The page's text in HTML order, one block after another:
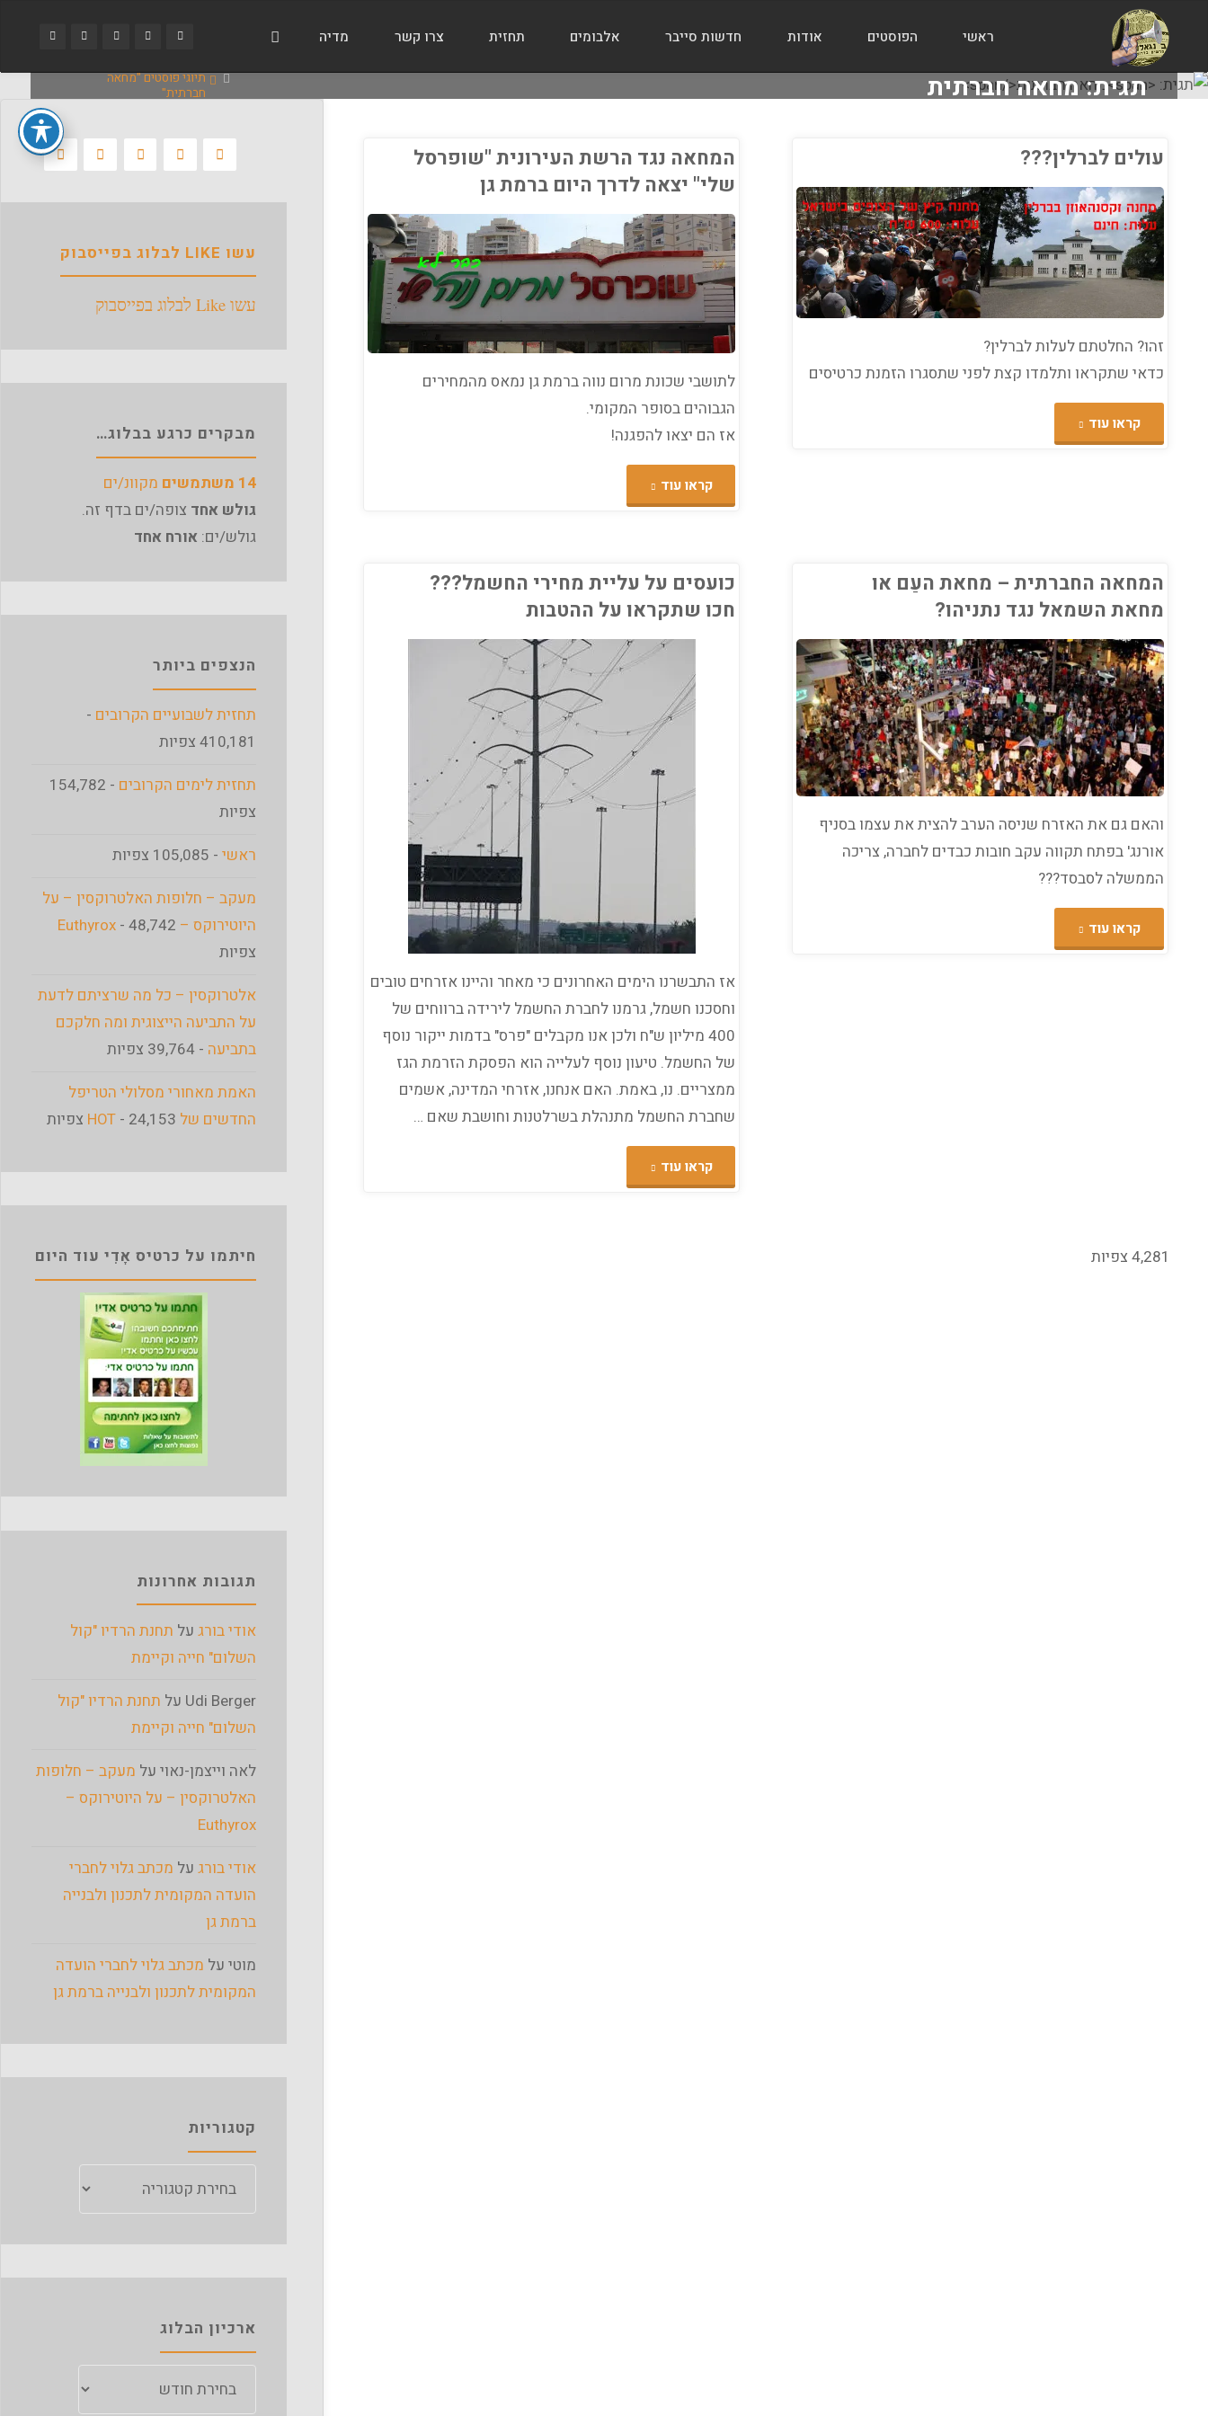
הבלוג
של
ראשי הפוסטים אודות חדשות סייבר אלבומים תחזית צרו קשר מדיה
תגית:מחאה חברתית ביתתיוגי פוסטים "מחאה
חברתית"
עולים לברלין???
חברה/ חינוך
זהו? החלטתם לעלות לברלין?
כדאי שתקראו ותלמדו קצת לפני שתסגרו הזמנת כרטיסים
קראו עוד
המחאה נגד הרשת העירונית "שופרסל
שלי" יצאה לדרך היום ברמת גן
אודי בורג
חברה
/מזון/
מקומי
/רמת גן
לתושבי שכונת מרום נווה ברמת גן נמאס מהמחירים
הגבוהים בסופר המקומי.
אז הם יצאו להפגנה!
קראו עוד
הרשת
העירונית
"שופרסל
יצאה
המחאה החברתית – מחאת העַם או
מחאת השמאל נגד נתניהו?
/
והאם גם את האזרח שניסה הערב להצית את עצמו בסניף
אורנג' בפתח תקווה עקב חובות כבדים לחברה, צריכה
הממשלה לסבסד???
קראו עוד
כועסים על עליית מחירי החשמל???
חכו שתקראו על ההטבות
אודי בורג
חברה
אז התבשרנו הימים האחרונים כי מאחר והיינו אזרחים טובים
וחסכנו חשמל, גרמנו לחברת החשמל לירידה ברווחים של
400 מיליון ש"ח ולכן אנו מקבלים "פרס" בדמות ייקור נוסף
של החשמל. טיעון נוסף לעלייה הוא הפסקת הזרמת הגז
ממצריים. נו, באמת. האם אנחנו, אזרחי המדינה, אשמים
שחברת החשמל מתנהלת בשרלטנות וחושבת שאם …
קראו עוד
4,281 צפיות
עשו LIKE לבלוג בפייסבוק
עשו Like לבלוג בפייסבוק
מבקרים כרגע בבלוג…
14 משתמשים
מקוונ/ים
גולש אחד צופה/ים בדף זה.
גולש/ים: אורח אחד
הנצפים ביותר
תחזית לשבועיים הקרובים -
410,181 צפיות
תחזית לימים הקרובים
- 154,782
צפיות
ראשי - 105,085 צפיות
מעקב – חלופות האלטרוקסין – על
היוטירוקס – Euthyrox - 48,742
צפיות
אלטרוקסין – כל מה שרציתם לדעת
על התביעה הייצוגית ומה חלקכם
בתביעה - 39,764 צפיות
האמת מאחורי מסלולי הטריפל
החדשים של HOT - 24,153 צפיות
חיתמו על כרטיס אָדִי עוד היום
תגובות אחרונות
אודי בורג על תחנת הרדיו "קול
השלום" חייה וקיימת
Udi Berger על תחנת הרדיו "קול
השלום" חייה וקיימת
לאה וייצמן-נאוי על מעקב – חלופות
האלטרוקסין – על היוטירוקס –
Euthyrox
אודי בורג על מכתב גלוי לחברי
הועדה המקומית לתכנון ולבנייה
ברמת גן
מוטי על מכתב גלוי לחברי הועדה
המקומית לתכנון ולבנייה ברמת גן
קטגוריות
ארכיון הבלוג